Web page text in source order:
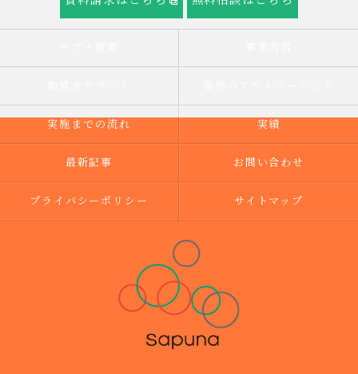
実施までの流れ 実績
最新記事 お問い合わせ
プライバシーポリシー サイトマップ